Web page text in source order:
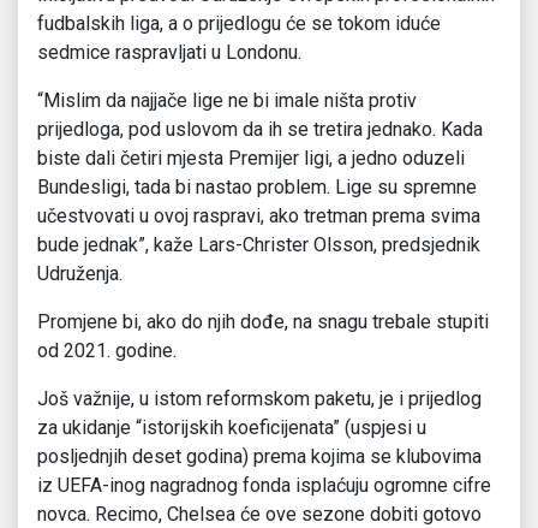
fudbalskih liga, a o prijedlogu će se tokom iduće
sedmice raspravljati u Londonu.
“Mislim da najjače lige ne bi imale ništa protiv
prijedloga, pod uslovom da ih se tretira jednako. Kada
biste dali četiri mjesta Premijer ligi, a jedno oduzeli
Bundesligi, tada bi nastao problem. Lige su spremne
učestvovati u ovoj raspravi, ako tretman prema svima
bude jednak”, kaže Lars-Christer Olsson, predsjednik
Udruženja.
Promjene bi, ako do njih dođe, na snagu trebale stupiti
od 2021. godine.
Još važnije, u istom reformskom paketu, je i prijedlog
za ukidanje “istorijskih koeficijenata” (uspjesi u
posljednjih deset godina) prema kojima se klubovima
iz UEFA-inog nagradnog fonda isplaćuju ogromne cifre
novca. Recimo, Chelsea će ove sezone dobiti gotovo